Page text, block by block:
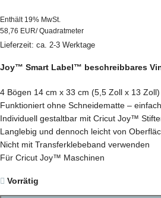
Enthält 19% MwSt.
58,76 EUR/ Quadratmeter
Lieferzeit: ca. 2-3 Werktage
Joy™ Smart Label™ beschreibbares
4 Bögen 14 cm x 33 cm (5,5 Zoll x 13 Zoll)
Funktioniert ohne Schneidematte –
Individuell gestaltbar mit Cricut Joy™
Langlebig und dennoch leicht von
Nicht mit Transferklebeband verwenden
Für Cricut Joy™ Maschinen
Vorrätig